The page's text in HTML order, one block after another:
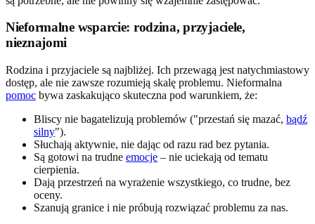
Nieformalne wsparcie: rodzina, przyjaciele,
nieznajomi
Rodzina i przyjaciele są najbliżej. Ich przewagą jest natychmiastowy
dostęp, ale nie zawsze rozumieją skalę problemu. Nieformalna
pomoc bywa zaskakująco skuteczna pod warunkiem, że:
Bliscy nie bagatelizują problemów ("przestań się mazać, bądź
silny").
Słuchają aktywnie, nie dając od razu rad bez pytania.
Są gotowi na trudne emocje – nie uciekają od tematu
cierpienia.
Dają przestrzeń na wyrażenie wszystkiego, co trudne, bez
oceny.
Szanują granice i nie próbują rozwiązać problemu za nas.